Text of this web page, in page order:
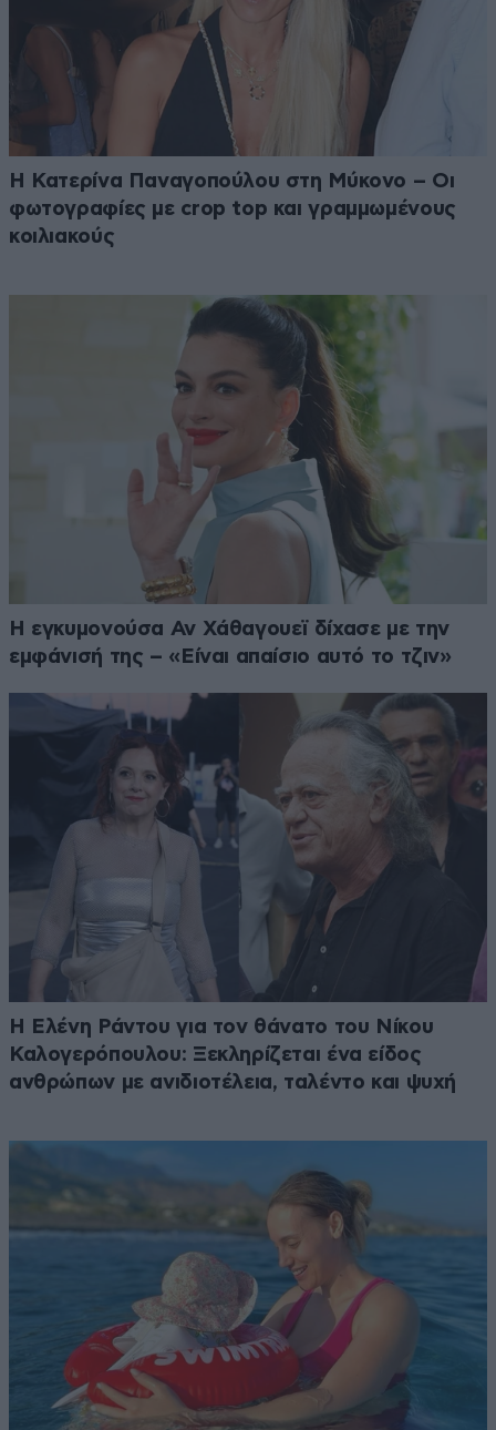
Η Κατερίνα Παναγοπούλου στη Μύκονο – Οι
φωτογραφίες με crop top και γραμμωμένους
κοιλιακούς
Η εγκυμονούσα Αν Χάθαγουεϊ δίχασε με την
εμφάνισή της – «Είναι απαίσιο αυτό το τζιν»
Η Ελένη Ράντου για τον θάνατο του Νίκου
Καλογερόπουλου: Ξεκληρίζεται ένα είδος
ανθρώπων με ανιδιοτέλεια, ταλέντο και ψυχή